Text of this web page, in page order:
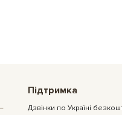
Підтримка
Дзвінки по Україні